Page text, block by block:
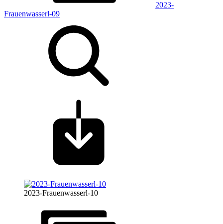
2023-
Frauenwasserl-09
2023-Frauenwasserl-10